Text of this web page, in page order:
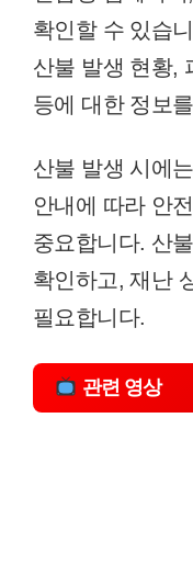
확인할 수 있습
산불 발생 현황,
등에 대한 정보
산불 발생 시에
안내에 따라 안
중요합니다. 산
확인하고, 재난
필요합니다.
관련 영상